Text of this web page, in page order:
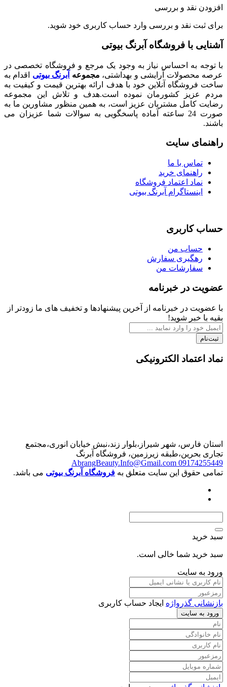
و بررسی
نقد و بررسیوارد حساب کاربریخود شوید.
با فروشگاه آبرنگ بیوتی
به احساس نیاز به وجود یک مرجع و فروشگاه تخصصی در
آرایشی و بهداشتی،مجموعه آبرنگ بیوتی اقدام به
آنلاین خود با هدف ارائه بهترین قیمت و کیفیت به
کشورمان نموده است.هدف و تلاش این مجموعه
مشتریان عزیز است، به همین منظور مشاورین ما به
صورت 24 ساعته آماده پاسخگویی به سوالات شما عزیزان می
سایت
با ما
خرید
اعتماد فروشگاه
آبرنگ بیوتی
من
سفارش
من
خبرنامه
در خبرنامه از آخرین پیشنهادها و تخفیف های ما زودتر از
شوید!
الکترونیکی
شهر شیراز،بلوار زند،نبش خیابان انوری،مجتمع
زیرزمین، فروشگاه آبرنگ
AbrangBeauty.Info@Gmail.com
این سایت متعلق به فروشگاه آبرنگ بیوتی می باشد.
شما خالی است.
سایت
گذرواژه ایجاد حساب کاربری
سایت